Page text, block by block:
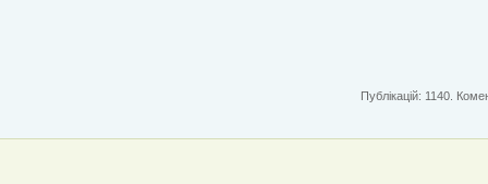
Публікацій: 1140.